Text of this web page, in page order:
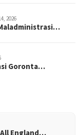
2026
Goronta…
England…